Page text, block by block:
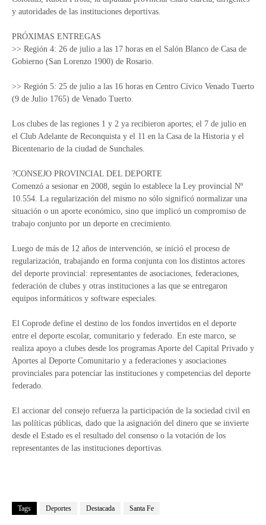
y autoridades de las instituciones deportivas.
PRÓXIMAS ENTREGAS
>> Región 4: 26 de julio a las 17 horas en el Salón Blanco de Casa de
Gobierno (San Lorenzo 1900) de Rosario.
>> Región 5: 25 de julio a las 16 horas en Centro Cívico Venado Tuerto
(9 de Julio 1765) de Venado Tuerto.
Los clubes de las regiones 1 y 2 ya recibieron aportes; el 7 de julio en
el Club Adelante de Reconquista y el 11 en la Casa de la Historia y el
Bicentenario de la ciudad de Sunchales.
?CONSEJO PROVINCIAL DEL DEPORTE
Comenzó a sesionar en 2008, según lo establece la Ley provincial Nº
10.554. La regularización del mismo no sólo significó normalizar una
situación o un aporte económico, sino que implicó un compromiso de
trabajo conjunto por un deporte en crecimiento.
Luego de más de 12 años de intervención, se inició el proceso de
regularización, trabajando en forma conjunta con los distintos actores
del deporte provincial: representantes de asociaciones, federaciones,
federación de clubes y otras instituciones a las que se entregaron
equipos informáticos y software especiales.
El Coprode define el destino de los fondos invertidos en el deporte
entre el deporte escolar, comunitario y federado. En este marco, se
realiza apoyo a clubes desde los programas Aporte del Capital Privado y
Aportes al Deporte Comunitario y a federaciones y asociaciones
provinciales para potenciar las instituciones y competencias del deporte
federado.
El accionar del consejo refuerza la participación de la sociedad civil en
las políticas públicas, dado que la asignación del dinero que se invierte
desde el Estado es el resultado del consenso o la votación de los
representantes de las instituciones deportivas.
Tags Deportes Destacada Santa Fe